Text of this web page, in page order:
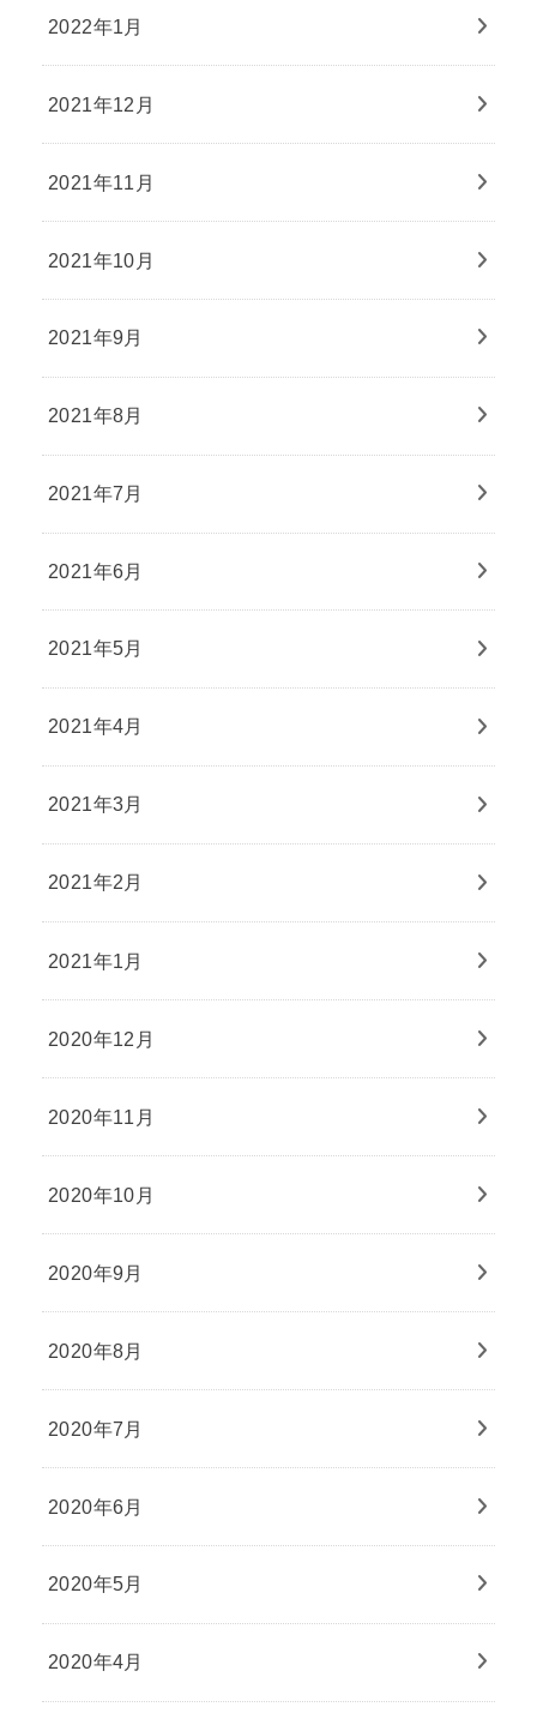
2022年1月
2021年12月
2021年11月
2021年10月
2021年9月
2021年8月
2021年7月
2021年6月
2021年5月
2021年4月
2021年3月
2021年2月
2021年1月
2020年12月
2020年11月
2020年10月
2020年9月
2020年8月
2020年7月
2020年6月
2020年5月
2020年4月